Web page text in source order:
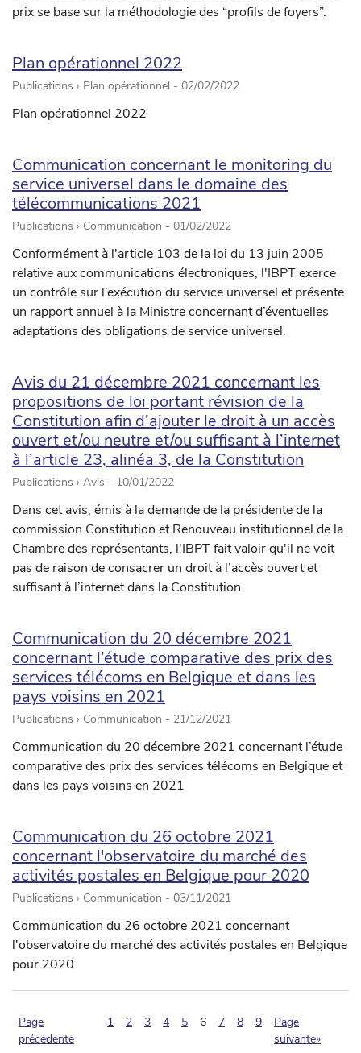
prix se base sur la méthodologie des “profils de foyers”.
Plan opérationnel 2022
Publications › Plan opérationnel - 02/02/2022
Plan opérationnel 2022
Communication concernant le monitoring du
service universel dans le domaine des
télécommunications 2021
Publications › Communication - 01/02/2022
Conformément à l'article 103 de la loi du 13 juin 2005
relative aux communications électroniques, l'IBPT exerce
un contrôle sur l’exécution du service universel et présente
un rapport annuel à la Ministre concernant d’éventuelles
adaptations des obligations de service universel.
Avis du 21 décembre 2021 concernant les
propositions de loi portant révision de la
Constitution afin d’ajouter le droit à un accès
ouvert et/ou neutre et/ou suffisant à l’internet
à l’article 23, alinéa 3, de la Constitution
Publications › Avis - 10/01/2022
Dans cet avis, émis à la demande de la présidente de la
commission Constitution et Renouveau institutionnel de la
Chambre des représentants, l'IBPT fait valoir qu'il ne voit
pas de raison de consacrer un droit à l’accès ouvert et
suffisant à l’internet dans la Constitution.
Communication du 20 décembre 2021
concernant l’étude comparative des prix des
services télécoms en Belgique et dans les
pays voisins en 2021
Publications › Communication - 21/12/2021
Communication du 20 décembre 2021 concernant l’étude
comparative des prix des services télécoms en Belgique et
dans les pays voisins en 2021
Communication du 26 octobre 2021
concernant l'observatoire du marché des
activités postales en Belgique pour 2020
Publications › Communication - 03/11/2021
Communication du 26 octobre 2021 concernant
l'observatoire du marché des activités postales en Belgique
pour 2020
Page
précédente
1 2 3 4 5 6(pagination.current)
7 8 9
Page
suivante»